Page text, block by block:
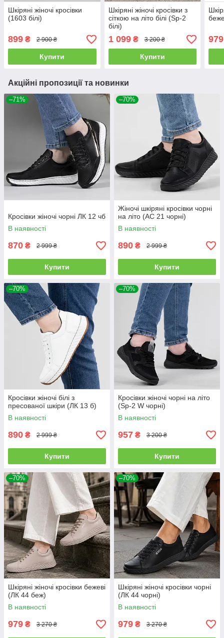
Шкіряні жіночі кросівки
(1603 білі)
899 ₴ 2 900 ₴
Купити
Шкіряні жіночі кросівки з
сіткою на літо білі (Sp-2
білі)
1 099₴ 3 200 ₴
Купити
979
Акційні пропозиції та новинки
–71%
Кросівки жіночі чорні ЛК 12 чб
В наявності
870 ₴ 2 999 ₴
Купити
–70%
Жіночі шкіряні кросівки чорні
на літо (АС 21 чорні)
В наявності
890 ₴ 2 999 ₴
Купити
–70%
Кросівки жіночі білі з
пресованої шкіри (ЛК 13 б)
В наявності
890 ₴ 2 999 ₴
Купити
–70%
Кросівки жіночі чорні на літо
(Sp-2 W чорні)
В наявності
957 ₴ 3 200 ₴
Купити
–70%
Шкіряні жіночі кросівки бежеві
(ЛК 44 беж)
В наявності
979 ₴ 3 270 ₴
–70%
Шкіряні жіночі кросівки чорні
(ЛК 44 чорні)
В наявності
979 ₴ 3 270 ₴